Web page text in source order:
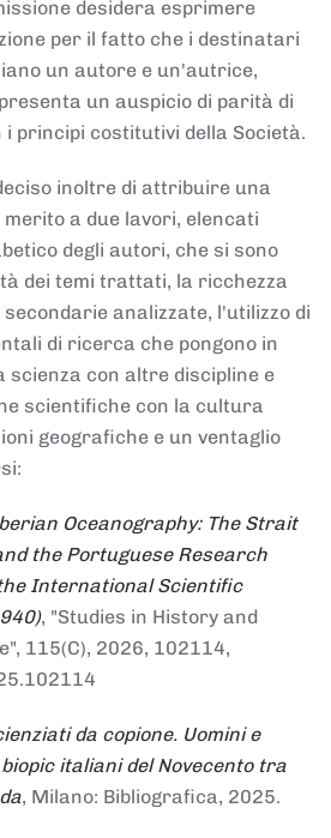
desidera esprimere
per il fatto che i destinatari
un autore e un'autrice,
un auspicio di parità di
i principi costitutivi della Società.
inoltre di attribuire una
merito a due lavori, elencati
degli autori, che si sono
dei temi trattati, la ricchezza
analizzate, l'utilizzo di
di ricerca che pongono in
scienza con altre discipline e
scientifiche con la cultura
geografiche e un ventaglio
Oceanography: The Strait
the Portuguese Research
International Scientific
, "Studies in History and
115(C), 2026, 102114,
da copione. Uomini e
italiani del Novecento tra
, Milano: Bibliografica, 2025.